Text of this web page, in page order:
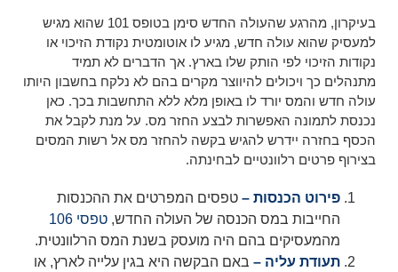
בעיקרון, מהרגע שהעולה החדש סימן בטופס 101 שהוא מגיש
למעסיק שהוא עולה חדש, מגיע לו אוטומטית נקודת הזיכוי או
נקודות הזיכוי לפי הותק שלו בארץ. אך הדברים לא תמיד
מתנהלים כך ויכולים להיווצר מקרים בהם לא נלקח בחשבון היותו
עולה חדש והמס יורד לו באופן מלא ללא התחשבות בכך. כאן
נכנסת לתמונה האפשרות לבצע החזר מס. על מנת לקבל את
הכסף בחזרה יידרש להגיש בקשה להחזר מס אל רשות המסים
בצירוף פרטים רלוונטיים לבחינתה.
פירוט הכנסות – טפסים המפרטים את ההכנסות
החייבות במס הכנסה של העולה החדש, טפסי 106
מהמעסיקים בהם היה מועסק בשנת המס הרלוונטית.
תעודת עליה – באם הבקשה היא בגין עלייה לארץ, או